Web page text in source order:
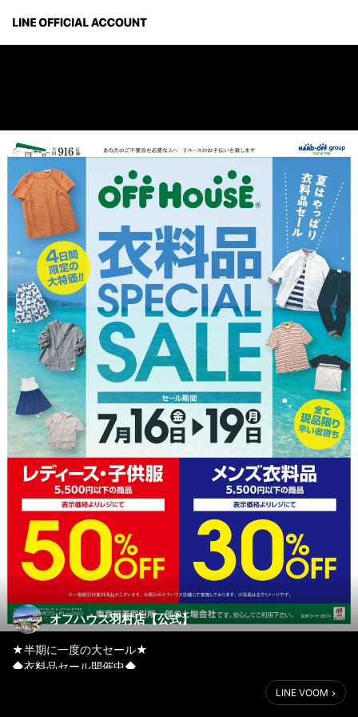
オフハウス羽村店【公式】
★半期に一度の大セール★
◆衣料品セール開催中◆
大盛況の衣料品セールも本日で折り返しになります
LINE VOOM